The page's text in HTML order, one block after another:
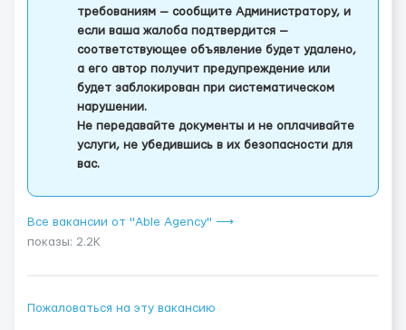
требованиям — сообщите Администратору, и
если ваша жалоба подтвердится —
соответствующее объявление будет удалено,
а его автор получит предупреждение или
будет заблокирован при систематическом
нарушении.
Не передавайте документы и не оплачивайте
услуги, не убедившись в их безопасности для
вас.
Все вакансии от "Able Agency" ⟶
показы: 2.2K
Пожаловаться на эту вакансию